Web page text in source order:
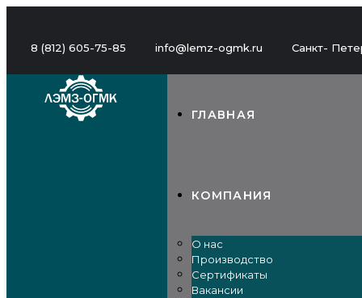
8 (812) 605-75-85 info@lemz-ogmk.ru Санкт-
ГЛАВНАЯ
КОМПАНИЯ
О нас
Производство
Сертификаты
Вакансии